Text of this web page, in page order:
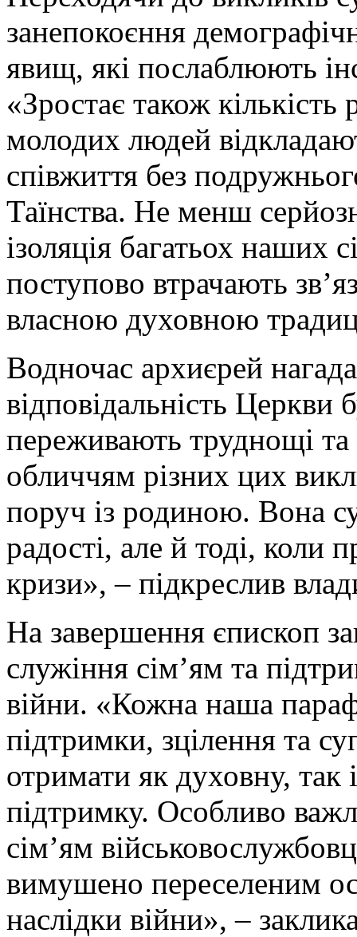
занепокоєння
явищ, які послаблюють
«Зростає також
молодих людей
співжиття без
Таїнства. Не менш
ізоляція багатьох наших
поступово втрачають
власною духовною
Водночас архиєрей
відповідальність Церкви
переживають труднощі
обличчям різних цих
поруч із родиною. Вона
радості, але й тоді, коли
кризи», – підкреслив
На завершення єпископ
служіння сім’ям та
війни. «Кожна наша
підтримки, зцілення та
отримати як духовну, так
підтримку. Особливо
сім’ям
вимушено переселеним
наслідки війни», –